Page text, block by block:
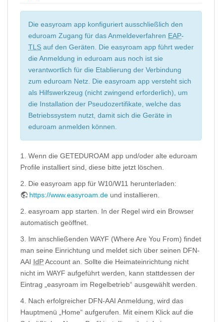
Die easyroam app konfiguriert ausschließlich den
eduroam Zugang für das Anmeldeverfahren EAP-
TLS auf den Geräten. Die easyroam app führt weder
die Anmeldung in eduroam aus noch ist sie
verantwortlich für die Etablierung der Verbindung
zum eduroam Netz. Die easyroam app versteht sich
als Hilfswerkzeug (nicht zwingend erforderlich), um
die Installation der Pseudozertifikate, welche das
Betriebssystem nutzt, damit sich die Geräte in
eduroam anmelden können.
1. Wenn die GETEDUROAM app und/oder alte eduroam
Profile installiert sind, diese bitte jetzt löschen.
2. Die easyroam app für W10/W11 herunterladen:
https://www.easyroam.de und installieren.
2. easyroam app starten. In der Regel wird ein Browser
automatisch geöffnet.
3. Im anschließenden WAYF (Where Are You From) findet
man seine Einrichtung und meldet sich über seinen DFN-
AAI IdPAccount an. Sollte die Heimateinrichtung nicht
nicht im WAYF aufgeführt werden, kann stattdessen der
Eintrag „easyroam im Regelbetrieb“ ausgewählt werden.
4. Nach erfolgreicher DFN-AAI Anmeldung, wird das
Hauptmenü „Home“ aufgerufen. Mit einem Klick auf die